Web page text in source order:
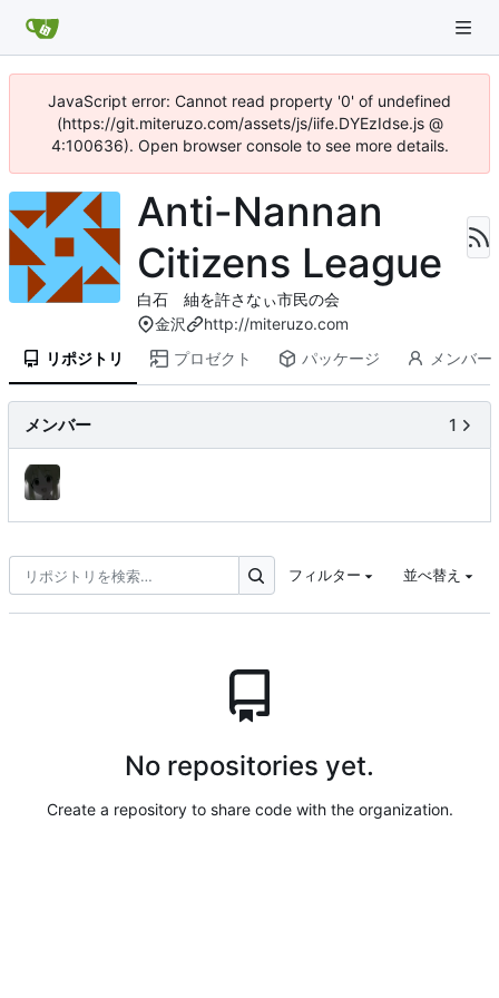
JavaScript error: Cannot read property '0' of undefined
(https://git.miteruzo.com/assets/js/iife.DYEzIdse.js @
4:100636). Open browser console to see more details.
Anti-Nannan
Citizens League
白石 紬を許さなぃ市民の会
金沢
http://miteruzo.com
リポジトリ
プロゼクト パッケージ メンバー
フィルター 並べ替え
No repositories yet.
Create a repository to share code with the organization.
メンバー 1